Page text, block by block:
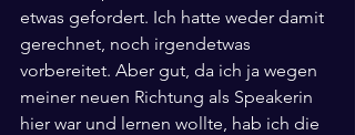
etwas gefordert. Ich hatte weder damit
gerechnet, noch irgendetwas
vorbereitet. Aber gut, da ich ja wegen
meiner neuen Richtung als Speakerin
hier war und lernen wollte, hab ich die